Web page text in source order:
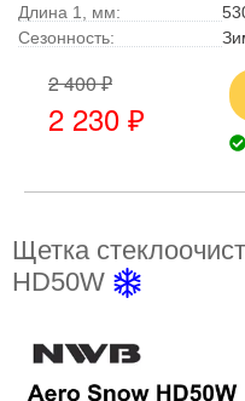
Длина 1, мм:
Сезонность:
2 400 ₽
2 230 ₽
Щетка
HD50W